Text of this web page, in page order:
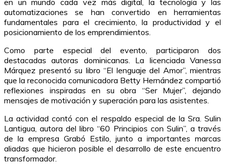
automatizaciones se han convertido en herramientas
fundamentales para el crecimiento, la productividad y el
posicionamiento de los emprendimientos.
Como parte especial del evento, participaron dos
destacadas autoras dominicanas. La licenciada Vanessa
Márquez presentó su libro “El lenguaje del Amor”, mientras
que la reconocida comunicadora Betty Hernández compartió
reflexiones inspiradas en su obra “Ser Mujer”, dejando
mensajes de motivación y superación para las asistentes.
La actividad contó con el respaldo especial de la Sra. Sulin
Lantigua, autora del libro “60 Principios con Sulin”, a través
de la empresa Grabó Estilo, junto a importantes marcas
aliadas que hicieron posible el desarrollo de este encuentro
transformador.